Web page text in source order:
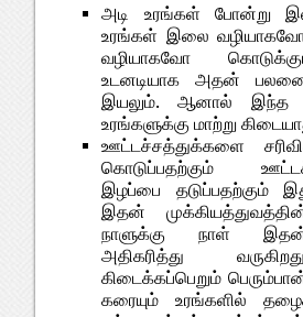
அடி உரங்கள் போன்று
உரங்கள் இலை
வழியாகவோ
உடனடியாக அதன்
இயலும். ஆனால் இந்த
உரங்களுக்கு மாற்று
ஊட்டச்சத்துக்களை
கொடுப்பதற்கும்
இழப்பை தடுப்பதற்கும்
இதன்
நாளுக்கு நாள்
அதிகரித்து
கிடைக்கப்பெறும்
கரையும் உரங்களில்